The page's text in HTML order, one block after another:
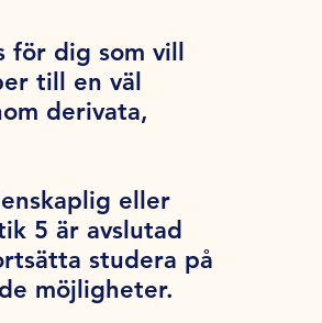
för dig som vill
till en väl
derivata,
eller
5 är avslutad
studera på
möjligheter.